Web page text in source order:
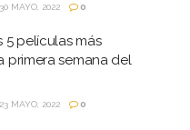
30 MAYO, 2022 0
5 películas más
primera semana del
23 MAYO, 2022 0